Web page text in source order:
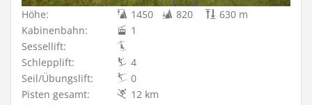
Höhe: 1450 820
630 m
Kabinenbahn:
1
Sessellift:
Schlepplift:
4
Seil/Übungslift:
0
Pisten gesamt:
12 km